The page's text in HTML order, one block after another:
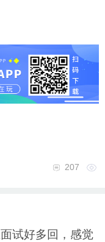
会选择放弃吗？
很多人会选择放
很长，你会选择
207
试好多回，感觉